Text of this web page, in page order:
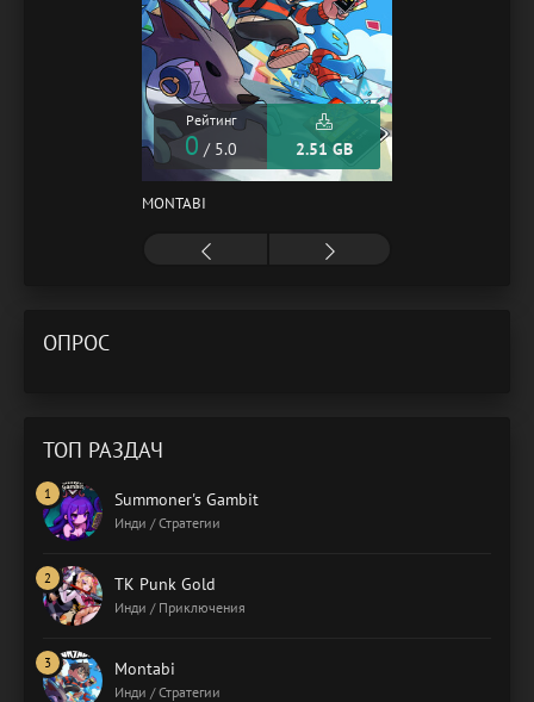
Рейтинг
0 / 5.0 2.51 GB
MONTABI
ОПРОС
ТОП РАЗДАЧ
Summoner's Gambit
Инди / Стратегии
TK Punk Gold
Инди / Приключения
Montabi
Инди / Стратегии